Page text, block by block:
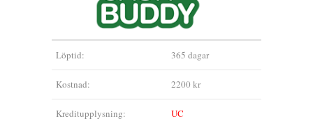
Löptid: 365 dagar
Kostnad: 2200 kr
Kreditupplysning: UC